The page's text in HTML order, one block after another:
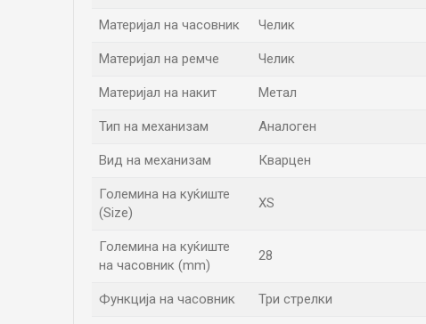
Материјал на часовник Челик
Материјал на ремче Челик
Материјал на накит Метал
Тип на механизам Аналоген
Вид на механизам Кварцен
Големина на куќиште
(Size)
XS
Големина на куќиште
на часовник (mm)
28
Функција на часовник Три стрелки